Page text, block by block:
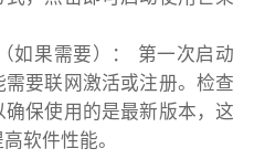
如果需要）： 第一次启动
要联网激活或注册。检查
保使用的是最新版本，这
软件性能。